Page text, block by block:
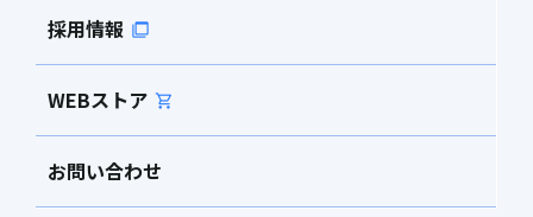
採用情報
WEBストア
お問い合わせ